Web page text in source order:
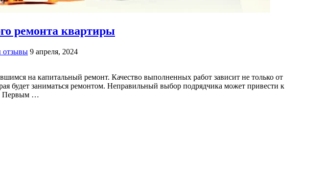
ремонта квартиры
отзывы 9 апреля, 2024
на капитальный ремонт. Качество выполненных работ зависит не только от
будет заниматься ремонтом. Неправильный выбор подрядчика может привести к
Первым …